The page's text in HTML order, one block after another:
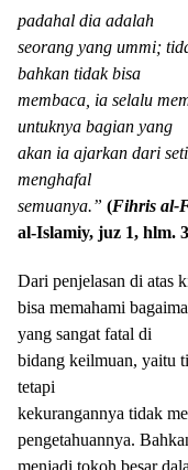
padahal dia adalah
seorang yang ummi;
bahkan tidak bisa
membaca, ia selalu
untuknya bagian yang
akan ia ajarkan dari
menghafal
semuanya.” (Fihris al-
al-Islamiy, juz 1, hlm.
Dari penjelasan di atas
bisa memahami
yang sangat fatal di
bidang keilmuan, yaitu
tetapi
kekurangannya tidak
pengetahuannya.
menjadi tokoh besar